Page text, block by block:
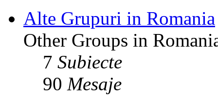
Alte Grupuri in Romania
Other Groups in
7 Subiecte
90 Mesaje